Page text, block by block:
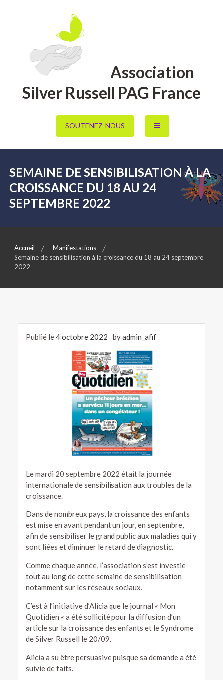
Association
Silver Russell PAG France
SOUTENEZ-NOUS
SEMAINE DE SENSIBILISATION À LA
CROISSANCE DU 18 AU 24
SEPTEMBRE 2022
Accueil
Manifestations
Semaine de sensibilisation à la croissance du 18 au 24 septembre
2022
Publié le4 octobre 2022 byadmin_afif
Le mardi 20 septembre 2022 était la journée
internationale de sensibilisation aux troubles de la
croissance.
Dans de nombreux pays, la croissance des enfants
est mise en avant pendant un jour, en septembre,
afin de sensibiliser le grand public aux maladies qui y
sont liées et diminuer le retard de diagnostic.
Comme chaque année, l’association s’est investie
tout au long de cette semaine de sensibilisation
notamment sur les réseaux sociaux.
C’est à l’initiative d’Alicia que le journal « Mon
Quotidien « a été sollicité pour la diffusion d’un
article sur la croissance des enfants et le Syndrome
de Silver Russell le 20/09.
Alicia a su être persuasive puisque sa demande a été
suivie de faits.